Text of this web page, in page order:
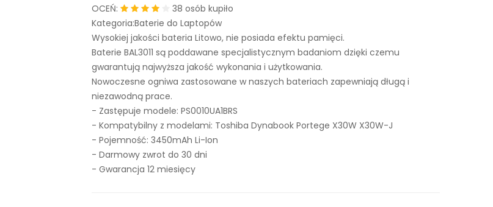
OCEŃ:
38 osób kupiło
Kategoria:Baterie do Laptopów
Wysokiej jakości bateria Litowo, nie posiada efektu pamięci.
Baterie BAL3011 są poddawane specjalistycznym badaniom dzięki czemu
gwarantują najwyższa jakość wykonania i użytkowania.
Nowoczesne ogniwa zastosowane w naszych bateriach zapewniają długą i
niezawodną prace.
- Zastępuje modele: PS0010UA1BRS
- Kompatybilny z modelami: Toshiba Dynabook Portege X30W X30W-J
- Pojemność: 3450mAh Li-Ion
- Darmowy zwrot do 30 dni
- Gwarancja 12 miesięcy